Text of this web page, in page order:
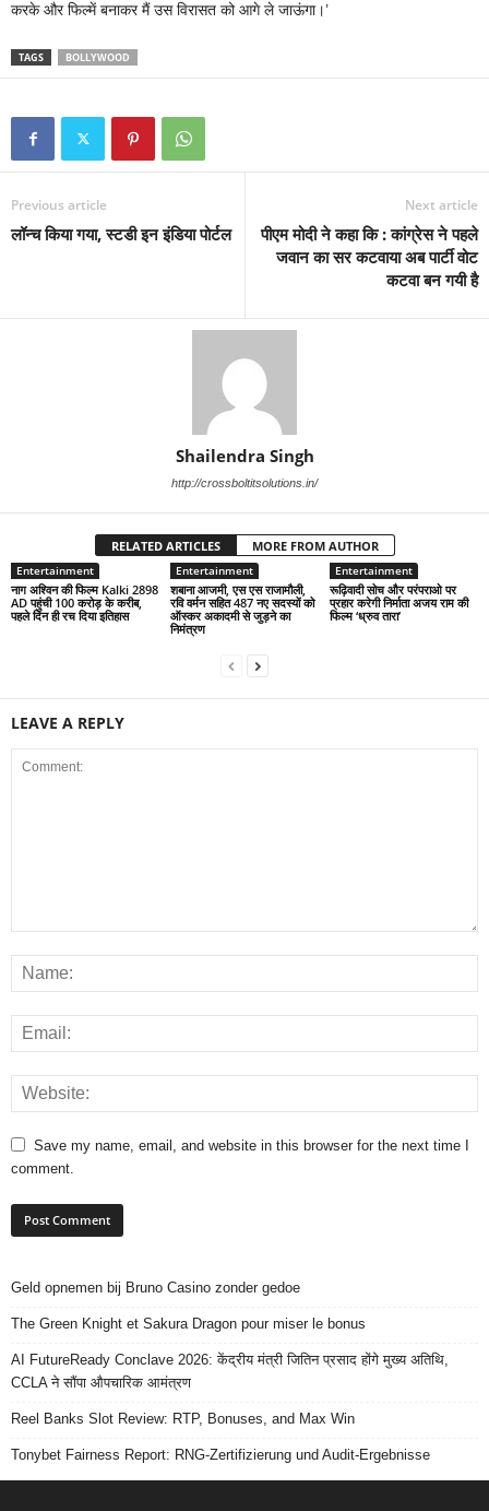
करके और फिल्में बनाकर मैं उस विरासत को आगे ले जाऊंगा।’
TAGS BOLLYWOOD
Previous article
लॉन्च किया गया, स्टडी इन इंडिया पोर्टल
Next article
पीएम मोदी ने कहा कि : कांग्रेस ने पहले
जवान का सर कटवाया अब पार्टी वोट
कटवा बन गयी है
Shailendra Singh
http://crossboltitsolutions.in/
RELATED ARTICLES MORE FROM AUTHOR
Entertainment
नाग अश्विन की फिल्म Kalki 2898
AD पहुंची 100 करोड़ के करीब,
पहले दिन ही रच दिया इतिहास
Entertainment
शबाना आजमी, एस एस राजामौली,
रवि वर्मन सहित 487 नए सदस्यों को
ऑस्कर अकादमी से जुड़ने का
निमंत्रण
Entertainment
रूढ़िवादी सोच और परंपराओ पर
प्रहार करेगी निर्माता अजय राम की
फिल्म ‘ध्रुव तारा’
LEAVE A REPLY
Save my name, email, and website in this browser for the next time I
comment.
Geld opnemen bij Bruno Casino zonder gedoe
The Green Knight et Sakura Dragon pour miser le bonus
AI FutureReady Conclave 2026: केंद्रीय मंत्री जितिन प्रसाद होंगे मुख्य अतिथि,
CCLA ने सौंपा औपचारिक आमंत्रण
Reel Banks Slot Review: RTP, Bonuses, and Max Win
Tonybet Fairness Report: RNG-Zertifizierung und Audit-Ergebnisse